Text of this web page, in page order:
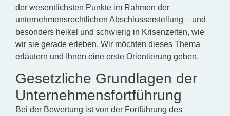
der wesentlichsten Punkte im Rahmen der
unternehmensrechtlichen Abschlusserstellung – und
besonders heikel und schwierig in Krisenzeiten, wie
wir sie gerade erleben. Wir möchten dieses Thema
erläutern und Ihnen eine erste Orientierung geben.
Gesetzliche Grundlagen der
Unternehmensfortführung
Bei der Bewertung ist von der Fortführung des